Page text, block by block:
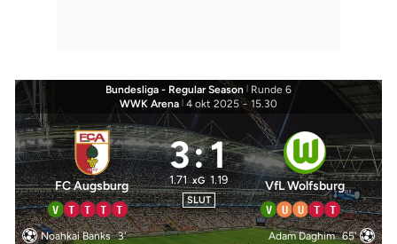
Bundesliga - Regular Season | Runde 6
WWK Arena | 4 okt 2025 - 15.30
FC Augsburg
V T T T T
3:1
1.71 xG 1.19
SLUT
VfL Wolfsburg
V U U T T
Noahkai Banks 3'
Adam Daghim 65'